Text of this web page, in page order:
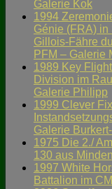
Galerie Kok
1994
Génie (FRA) in
Gillois-Fähre
PFM – Galerie
1989 Key
Division im
Galerie Philipp
1999 Clever
Galerie
1975 Die 2./
130 aus
1997 White
Battalion im